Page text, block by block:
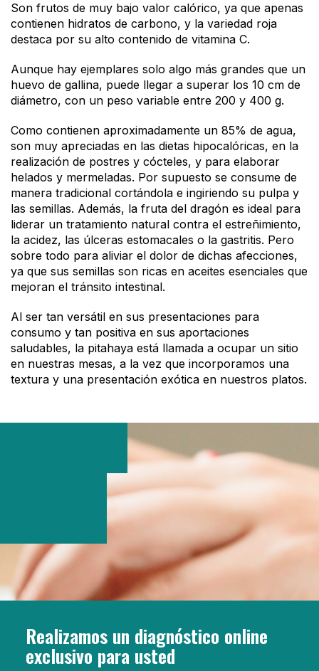
Son frutos de muy bajo valor calórico, ya que apenas
contienen hidratos de carbono, y la variedad roja
destaca por su alto contenido de vitamina C.
Aunque hay ejemplares solo algo más grandes que un
huevo de gallina, puede llegar a superar los 10 cm de
diámetro, con un peso variable entre 200 y 400 g.
Como contienen aproximadamente un 85% de agua,
son muy apreciadas en las dietas hipocalóricas, en la
realización de postres y cócteles, y para elaborar
helados y mermeladas. Por supuesto se consume de
manera tradicional cortándola e ingiriendo su pulpa y
las semillas. Además, la fruta del dragón es ideal para
liderar un tratamiento natural contra el estreñimiento,
la acidez, las úlceras estomacales o la gastritis. Pero
sobre todo para aliviar el dolor de dichas afecciones,
ya que sus semillas son ricas en aceites esenciales que
mejoran el tránsito intestinal.
Al ser tan versátil en sus presentaciones para
consumo y tan positiva en sus aportaciones
saludables, la pitahaya está llamada a ocupar un sitio
en nuestras mesas, a la vez que incorporamos una
textura y una presentación exótica en nuestros platos.
Realizamos un diagnóstico online
exclusivo para usted